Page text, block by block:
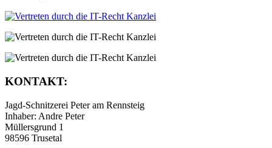
KONTAKT:
Jagd-Schnitzerei Peter am Rennsteig
Inhaber: Andre Peter
Müllersgrund 1
98596 Trusetal